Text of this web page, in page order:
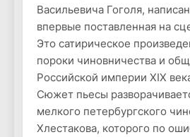
Васильевича Гоголя,
впервые поставленная на
Это сатирическое
пороки чиновничества и
Российской империи XIX
Сюжет пьесы
мелкого петербургского
Хлестакова, которого по